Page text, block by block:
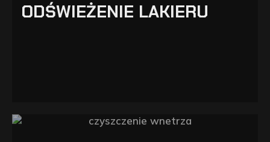
ODŚWIEŻENIE LAKIERU